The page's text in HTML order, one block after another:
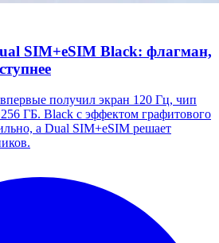
SIM+eSIM Black: флагман,
получил экран 120 Гц, чип
ГБ. Black с эффектом графитового
а Dual SIM+eSIM решает